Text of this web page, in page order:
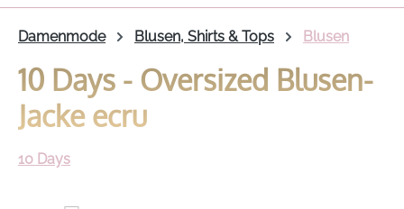
Damenmode Blusen, Shirts & Tops Blusen
10 Days - Oversized Blusen-
Jacke ecru
10 Days